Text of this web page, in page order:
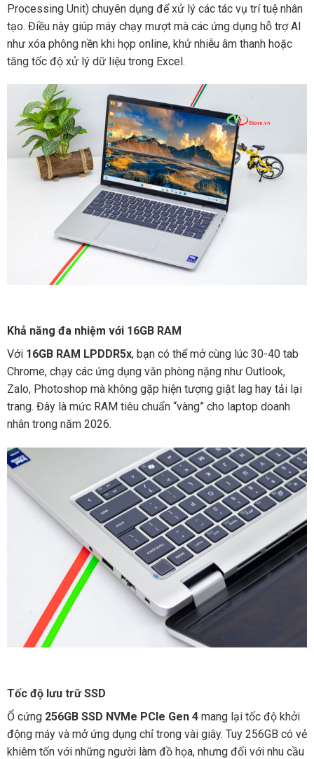
Processing Unit) chuyên dụng để xử lý các tác vụ trí tuệ nhân
tạo. Điều này giúp máy chạy mượt mà các ứng dụng hỗ trợ AI
như xóa phông nền khi họp online, khử nhiễu âm thanh hoặc
tăng tốc độ xử lý dữ liệu trong Excel.
Khả năng đa nhiệm với 16GB RAM
Với 16GB RAM LPDDR5x, bạn có thể mở cùng lúc 30-40 tab
Chrome, chạy các ứng dụng văn phòng nặng như Outlook,
Zalo, Photoshop mà không gặp hiện tượng giật lag hay tải lại
trang. Đây là mức RAM tiêu chuẩn “vàng” cho laptop doanh
nhân trong năm 2026.
Tốc độ lưu trữ SSD
Ổ cứng 256GB SSD NVMe PCIe Gen 4mang lại tốc độ khởi
động máy và mở ứng dụng chỉ trong vài giây. Tuy 256GB có vẻ
khiêm tốn với những người làm đồ họa, nhưng đối với nhu cầu